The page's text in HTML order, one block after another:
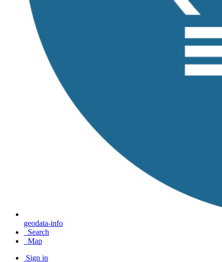
geodata-info
Search
Map
Sign in